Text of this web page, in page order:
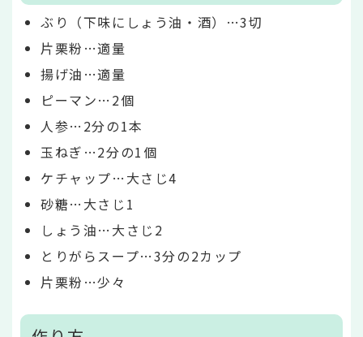
ぶり（下味にしょう油・酒）…3切
片栗粉…適量
揚げ油…適量
ピーマン…2個
人参…2分の1本
玉ねぎ…2分の1個
ケチャップ…大さじ4
砂糖…大さじ1
しょう油…大さじ2
とりがらスープ…3分の2カップ
片栗粉…少々